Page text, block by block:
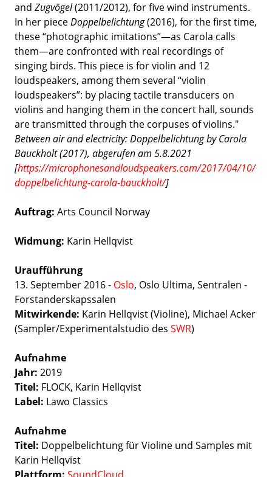
and Zugvögel(2011/2012), for five wind instruments.
In her pieceDoppelbelichtung(2016), for the first time,
these “photographic imitations”—as Carola calls
them—are confronted with real recordings of
singing birds. This piece is for violin and 12
loudspeakers, among them several “violin
loudspeakers”: by placing tactile transducers on
violins and hanging them in the concert hall, sounds
are transmitted through the corpuses of violins."
Between air and electricity: Doppelbelichtung by Carola
Bauckholt (2017), abgerufen am 5.8.2021
[https://microphonesandloudspeakers.com/2017/04/10/
doppelbelichtung-carola-bauckholt/]
Auftrag: Arts Council Norway
Widmung: Karin Hellqvist
Uraufführung
13. September 2016 - Oslo, Oslo Ultima, Sentralen -
Forstanderskapssalen
Mitwirkende: Karin Hellqvist (Violine), Michael Acker
(Sampler/Experimentalstudio des SWR)
Aufnahme
Jahr: 2019
Titel: FLOCK, Karin Hellqvist
Label: Lawo Classics
Aufnahme
Titel: Doppelbelichtung für Violine und Samples mit
Karin Hellqvist